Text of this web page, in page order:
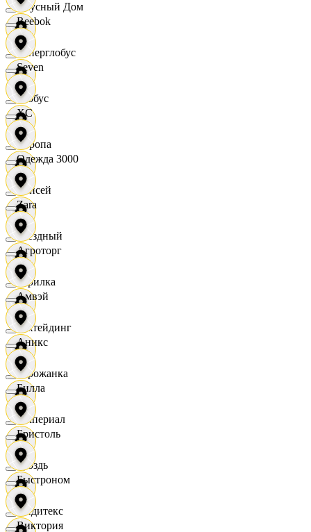
Вкусный Дом
Гиперглобус
Глобус
Европа
Елисей
Звездный
Горилка
Ижтейдинг
Горожанка
Империал
Гроздь
Индитекс
Reebok
Seven
XC
Одежда 3000
Zara
Агроторг
Амвэй
Аникс
Билла
Бристоль
Быстроном
Виктория